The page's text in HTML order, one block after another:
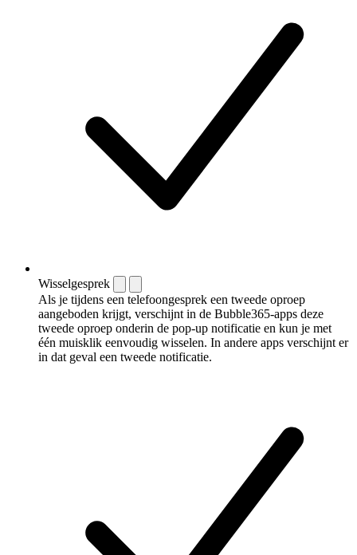
Wisselgesprek
Als je tijdens een telefoongesprek een tweede oproep
aangeboden krijgt, verschijnt in de Bubble365-apps deze
tweede oproep onderin de pop-up notificatie en kun je met
één muisklik eenvoudig wisselen. In andere apps verschijnt er
in dat geval een tweede notificatie.